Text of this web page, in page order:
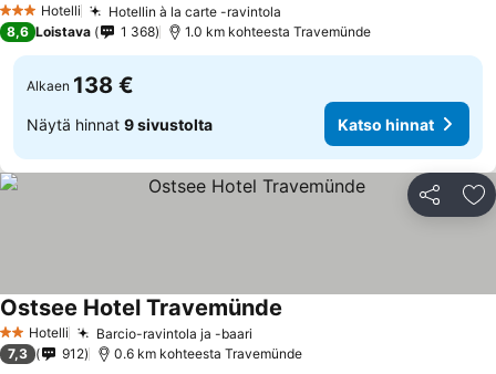
3 Tähtiluokitus
Hotelli Hotellin à la carte -ravintola
8,6 Loistava 1 368 1.0 km kohteesta Travemünde
Alkaen 138 €
Näytä hinnat 9 sivustolta Katso hinnat
Jaa
2 Tähtiluokitus
Hotelli Barcio-ravintola ja -baari
Ostsee Hotel Travemünde
7,3 912 0.6 km kohteesta Travemünde